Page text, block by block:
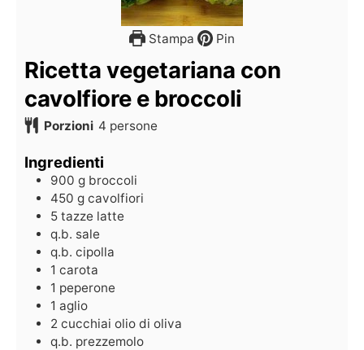
Stampa Pin
Ricetta vegetariana con
cavolfiore e broccoli
Porzioni 4 persone
Ingredienti
900 g broccoli
450 g cavolfiori
5 tazze latte
q.b. sale
q.b. cipolla
1 carota
1 peperone
1 aglio
2 cucchiai olio di oliva
q.b. prezzemolo